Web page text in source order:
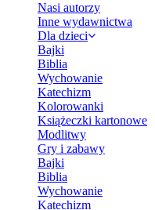
Nasi autorzy
Inne wydawnictwa
Dla dzieci
Bajki
Biblia
Wychowanie
Katechizm
Kolorowanki
Książeczki kartonowe
Modlitwy
Gry i zabawy
Bajki
Biblia
Wychowanie
Katechizm